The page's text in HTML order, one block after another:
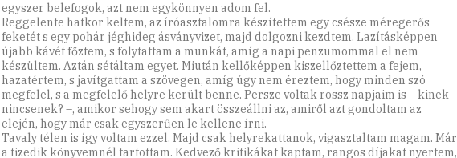
egyszer belefogok, azt nem egykönnyen adom fel.
Reggelente hatkor keltem, az íróasztalomra készítettem egy csésze méregerős
feketét s egy pohár jéghideg ásványvizet, majd dolgozni kezdtem. Lazításképpen
újabb kávét főztem, s folytattam a munkát, amíg a napi penzumommal el nem
készültem. Aztán sétáltam egyet. Miután kellőképpen kiszellőztettem a fejem,
hazatértem, s javítgattam a szövegen, amíg úgy nem éreztem, hogy minden szó
megfelel, s a megfelelő helyre került benne. Persze voltak rossz napjaim is – kinek
nincsenek? –, amikor sehogy sem akart összeállni az, amiről azt gondoltam az
elején, hogy már csak egyszerűen le kellene írni.
Tavaly télen is így voltam ezzel. Majd csak helyrekattanok, vigasztaltam magam. Már
a tizedik könyvemnél tartottam. Kedvező kritikákat kaptam, rangos díjakat nyertem,